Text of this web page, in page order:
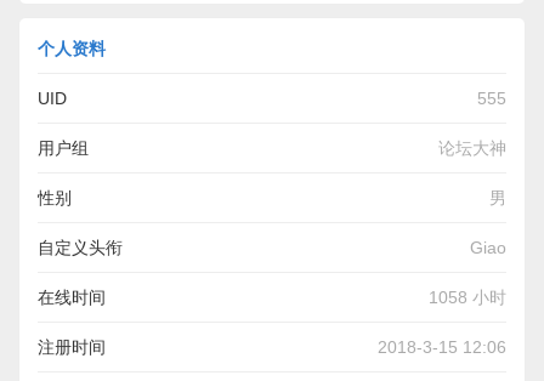
个人资料
UID 555
用户组 论坛大神
性别 男
自定义头衔 Giao
在线时间 1058 小时
注册时间 2018-3-15 12:06